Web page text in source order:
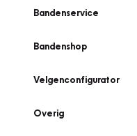
Bandenservice
Bandenshop
Velgenconfigurator
Overig